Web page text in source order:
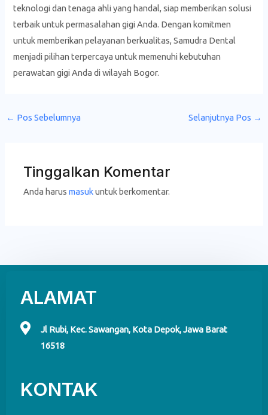
teknologi dan tenaga ahli yang handal, siap memberikan solusi
terbaik untuk permasalahan gigi Anda. Dengan komitmen
untuk memberikan pelayanan berkualitas, Samudra Dental
menjadi pilihan terpercaya untuk memenuhi kebutuhan
perawatan gigi Anda di wilayah Bogor.
← Pos Sebelumnya Selanjutnya Pos →
Tinggalkan Komentar
Anda harusmasukuntuk berkomentar.
ALAMAT
Jl Rubi, Kec. Sawangan, Kota Depok, Jawa Barat
16518
KONTAK